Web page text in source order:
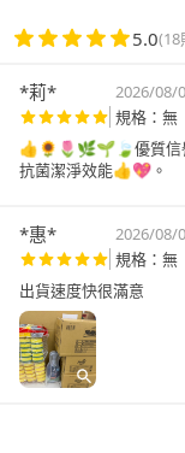
5.0(18
*莉* 2026/08/
規格：無
👍🌻🌷🌿🌱🍃優質信
抗菌潔淨效能👍💖。
*惠* 2026/08/
規格：無
出貨速度快很滿意